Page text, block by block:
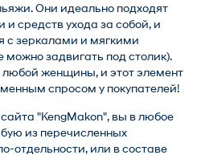
Они идеально подходят
средств ухода за собой, и
с зеркалами и мягкими
задвигать под столик).
любой женщины, и этот элемент
спросом у покупателей!
"KengMakon", вы в любое
из перечисленных
отдельности, или в составе